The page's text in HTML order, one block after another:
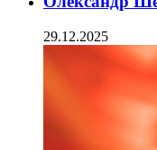
29.12.2025